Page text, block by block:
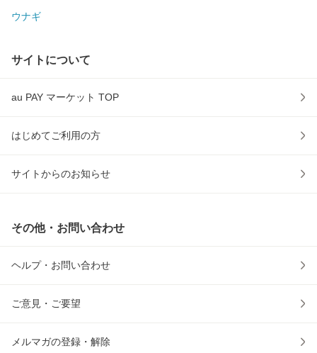
ウナギ
サイトについて
au PAY マーケット TOP
はじめてご利用の方
サイトからのお知らせ
その他・お問い合わせ
ヘルプ・お問い合わせ
ご意見・ご要望
メルマガの登録・解除